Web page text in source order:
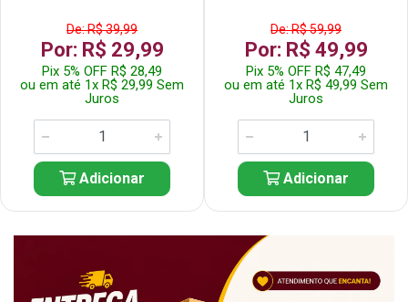
De: R$ 39,99
Por: R$ 29,99
Pix 5% OFF R$ 28,49
ou em até 1x R$ 29,99 Sem
Juros
Adicionar
De: R$ 59,99
Por: R$ 49,99
Pix 5% OFF R$ 47,49
ou em até 1x R$ 49,99 Sem
Juros
Adicionar